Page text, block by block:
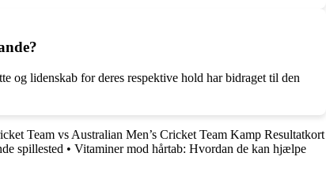
og lidenskab for deres respektive hold har bidraget til den
Team vs Australian Men’s Cricket Team Kamp Resultatkort
spillested • Vitaminer mod hårtab: Hvordan de kan hjælpe